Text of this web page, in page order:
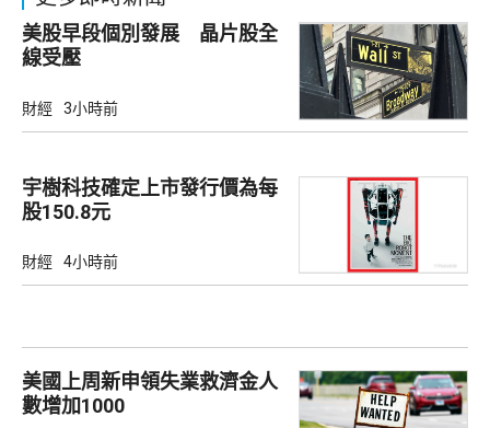
美股早段個別發展 晶片股全
線受壓
財經 3小時前
宇樹科技確定上市發行價為每
股150.8元
財經 4小時前
美國上周新申領失業救濟金人
數增加1000